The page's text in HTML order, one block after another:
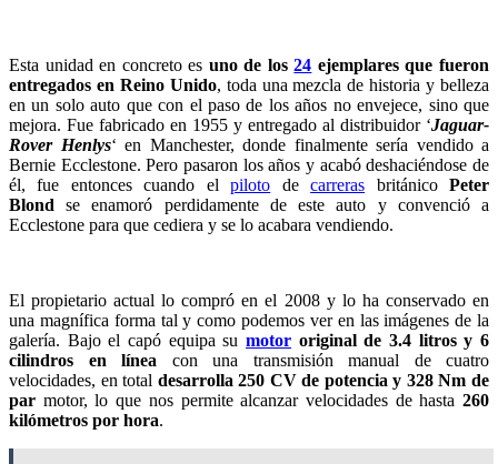
Esta unidad en concreto es uno de los24 ejemplares que fueron
entregados en Reino Unido, toda una mezcla de historia y belleza
en un solo auto que con el paso de los años no envejece, sino que
mejora. Fue fabricado en 1955 y entregado al distribuidor ‘Jaguar-
Rover Henlys‘ en Manchester, donde finalmente sería vendido a
Bernie Ecclestone. Pero pasaron los años y acabó deshaciéndose de
él, fue entonces cuando elpiloto decarreras británicoPeter
Blond se enamoró perdidamente de este auto y convenció a
Ecclestone para que cediera y se lo acabara vendiendo.
El propietario actual lo compró en el 2008 y lo ha conservado en
una magnífica forma tal y como podemos ver en las imágenes de la
galería. Bajo el capó equipa su motor original de 3.4 litros y 6
cilindros en línea con una transmisión manual de cuatro
velocidades, en total desarrolla 250 CV de potencia y 328 Nm de
par motor, lo que nos permite alcanzar velocidades de hasta 260
kilómetros por hora.